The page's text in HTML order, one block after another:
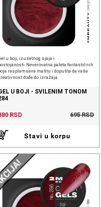
u boji, izuzetnog sjaja i
paleta fantastičnih
rasplamsava maštu i dopušta da vaša
dođe do izražaja.
U BOJI - SVILENIM TONOM
RSD 695 RSD
Stavi u korpu